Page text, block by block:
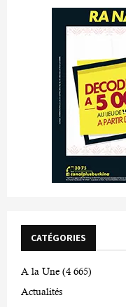
CATÉGORIES
A la Une (4 665)
Actualités